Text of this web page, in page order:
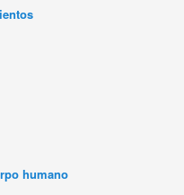
humano